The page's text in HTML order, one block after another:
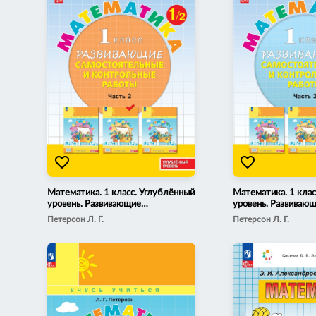
Математика. 1 класс. Углублённый
уровень. Развивающие
самостоятельные и контрольные
Часть 2
Петерсон Л. Г.
favorite_border
Математика. 1
уровень.
самостоятельные и
Часть 3
Петерсон Л. Г.
favorite_border